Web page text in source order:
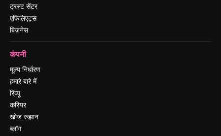
ट्रस्ट सेंटर
एफिलिएट्स
बिज़नेस
कंपनी
मूल्य निर्धारण
हमारे बारे में
रिव्यू
करियर
खोज रुझान
ब्लॉग